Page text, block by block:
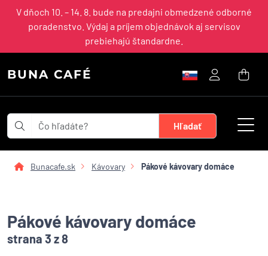
V dňoch 10. – 14. 8. bude na predajni obmedzené odborné
poradenstvo. Výdaj a príjem objednávok aj servisov
prebiehajú štandardne.
BUNA CAFÉ
Bunacafe.sk Kávovary Pákové kávovary domáce
Pákové kávovary domáce
strana 3 z 8